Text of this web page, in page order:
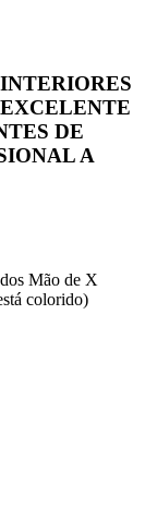
DE
A
Mão de X
colorido)